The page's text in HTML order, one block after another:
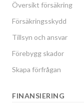
Översikt försäkring
Försäkringsskydd
Tillsyn och ansvar
Förebygg skador
Skapa förfrågan
FINANSIERING